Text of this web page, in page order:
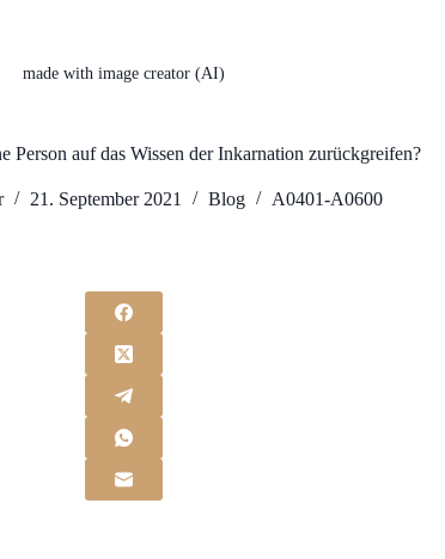
made with image creator (AI)
Person auf das Wissen der Inkarnation zurückgreifen?
21. September 2021 Blog A0401-A0600